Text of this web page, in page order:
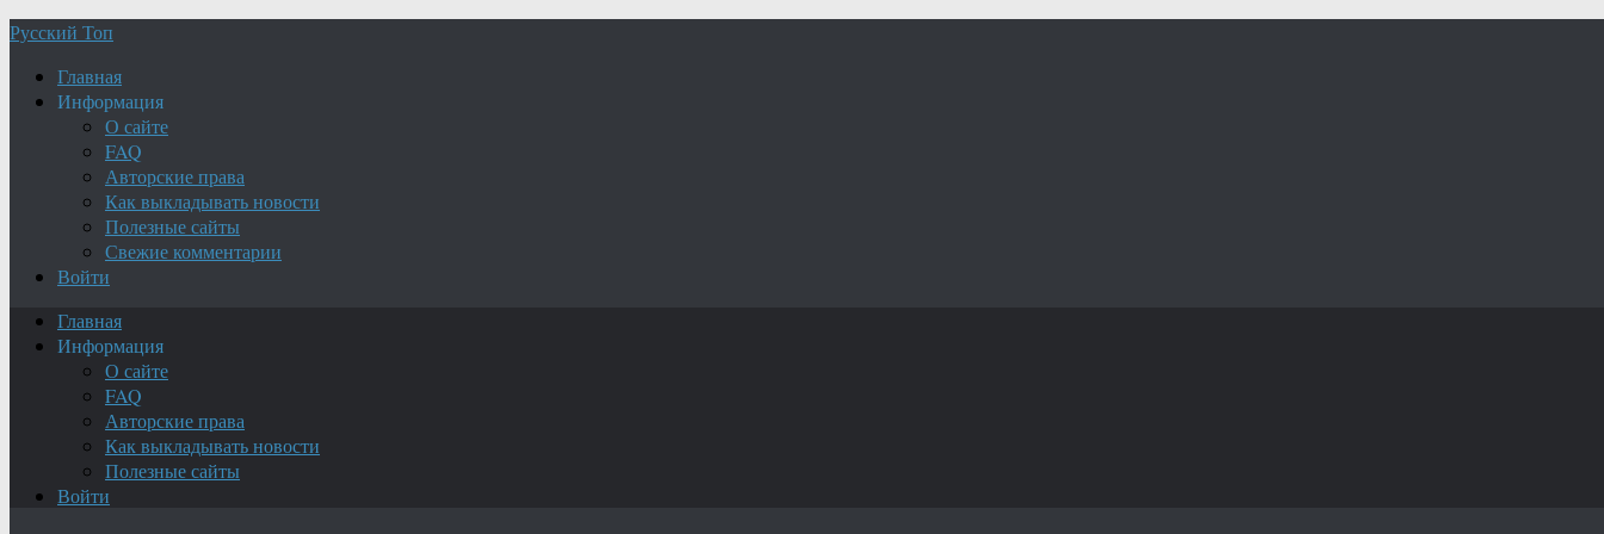
Русский Топ
Главная
Информация
О сайте
FAQ
Авторские права
Как выкладывать новости
Полезные сайты
Свежие комментарии
Войти
Главная
Информация
О сайте
FAQ
Авторские права
Как выкладывать новости
Полезные сайты
Войти